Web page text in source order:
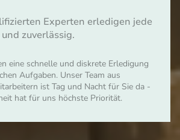
Experten erledigen jede
zuverlässig.
eine schnelle und diskrete Erledigung
Aufgaben. Unser Team aus
ist Tag und Nacht für Sie da -
hat für uns höchste Priorität.